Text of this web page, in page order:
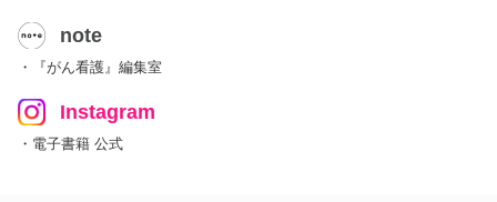
note
・『がん看護』編集室
Instagram
・電子書籍 公式